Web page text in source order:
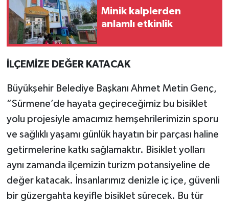
Minik kalplerden
anlamlı etkinlik
İLÇEMİZE DEĞER KATACAK
Büyükşehir Belediye Başkanı Ahmet Metin Genç,
“Sürmene’de hayata geçireceğimiz bu bisiklet
yolu projesiyle amacımız hemşehrilerimizin sporu
ve sağlıklı yaşamı günlük hayatın bir parçası haline
getirmelerine katkı sağlamaktır. Bisiklet yolları
aynı zamanda ilçemizin turizm potansiyeline de
değer katacak. İnsanlarımız denizle iç içe, güvenli
bir güzergahta keyifle bisiklet sürecek. Bu tür